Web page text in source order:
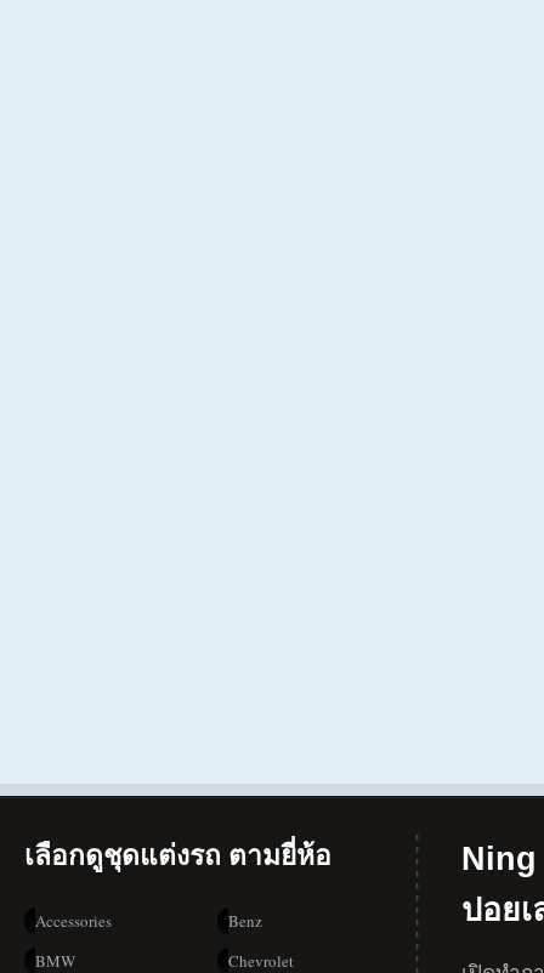
เลือกดูชุดแต่งรถ ตามยี่ห้อ
Accessories
Benz
BMW
Chevrolet
Ning
ปอย